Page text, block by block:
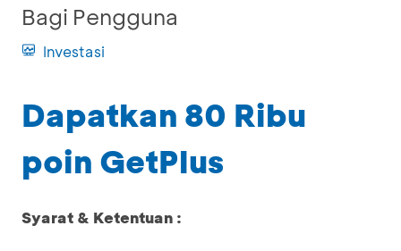
Bagi Pengguna
Investasi
Dapatkan 80 Ribu
poin GetPlus
Syarat & Ketentuan :